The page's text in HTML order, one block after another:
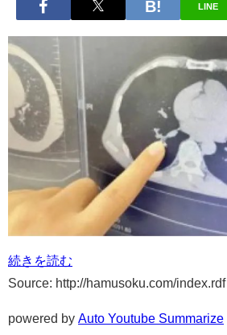
LINE
続きを読む
Source: http://hamusoku.com/index.rdf
powered by Auto Youtube Summarize